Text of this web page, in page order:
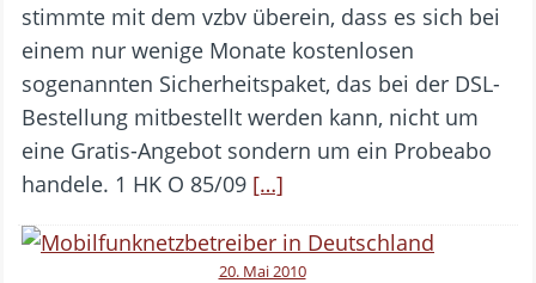
stimmte mit dem vzbv überein, dass es sich bei
einem nur wenige Monate kostenlosen
sogenannten Sicherheitspaket, das bei der DSL-
Bestellung mitbestellt werden kann, nicht um
eine Gratis-Angebot sondern um ein Probeabo
handele. 1 HK O 85/09 […]
20. Mai 2010